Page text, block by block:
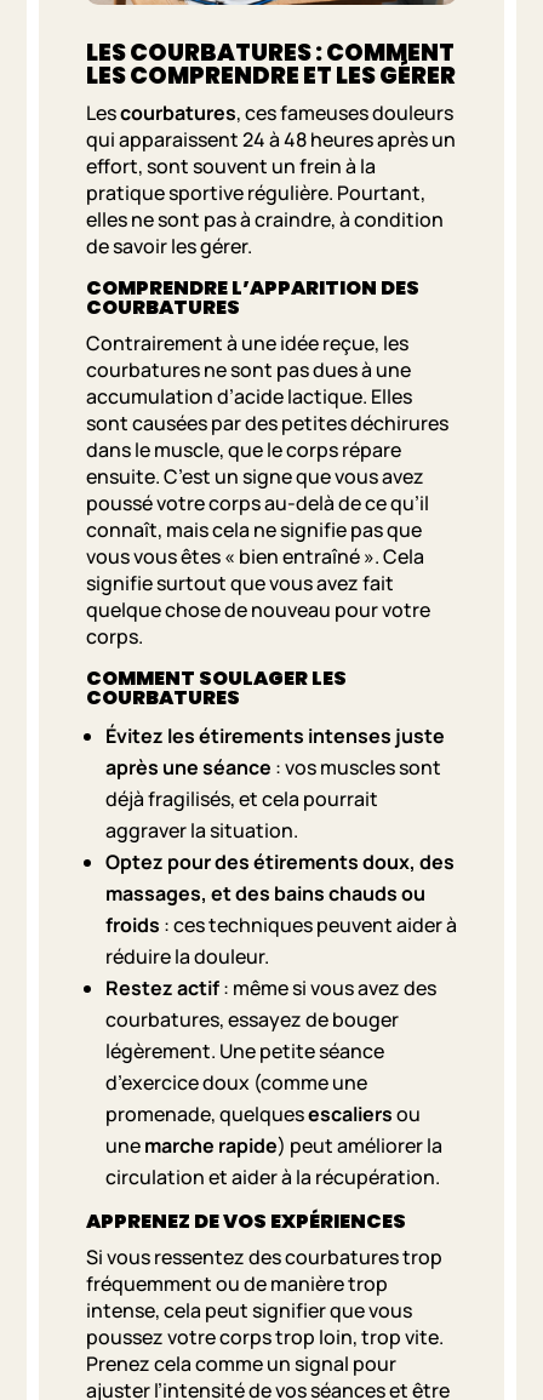
LES COURBATURES : COMMENT
LES COMPRENDRE ET LES GÉRER
Lescourbatures, ces fameuses douleurs
qui apparaissent 24 à 48 heures après un
effort, sont souvent un frein à la
pratique sportive régulière. Pourtant,
elles ne sont pas à craindre, à condition
de savoir les gérer.
COMPRENDRE L’APPARITION DES
COURBATURES
Contrairement à une idée reçue, les
courbatures ne sont pas dues à une
accumulation d’acide lactique. Elles
sont causées par des petites déchirures
dans le muscle, que le corps répare
ensuite. C’est un signe que vous avez
poussé votre corps au-delà de ce qu’il
connaît, mais cela ne signifie pas que
vous vous êtes « bien entraîné ». Cela
signifie surtout que vous avez fait
quelque chose de nouveau pour votre
corps.
COMMENT SOULAGER LES
COURBATURES
Évitez les étirements intenses juste
après une séance : vos muscles sont
déjà fragilisés, et cela pourrait
aggraver la situation.
Optez pour des étirements doux, des
massages, et des bains chauds ou
froids : ces techniques peuvent aider à
réduire la douleur.
Restez actif: même si vous avez des
courbatures, essayez de bouger
légèrement. Une petite séance
d’exercice doux (comme une
promenade, quelquesescaliersou
unemarche rapide) peut améliorer la
circulation et aider à la récupération.
APPRENEZ DE VOS EXPÉRIENCES
Si vous ressentez des courbatures trop
fréquemment ou de manière trop
intense, cela peut signifier que vous
poussez votre corps trop loin, trop vite.
Prenez cela comme un signal pour
ajuster l’intensité de vos séances et être